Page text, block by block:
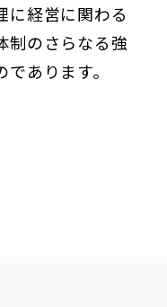
経営に関わる
制のさらなる強
あります。